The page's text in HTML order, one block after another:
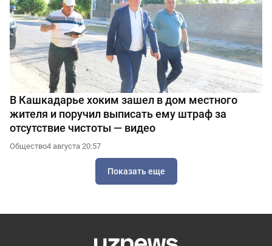
В Кашкадарье хоким зашел в дом местного
жителя и поручил выписать ему штраф за
отсутствие чистоты — видео
Общество4 августа 20:57
Показать еще